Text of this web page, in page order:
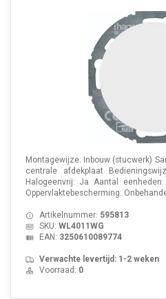
Montagewijze: Inbouw (stucwerk)
centrale afdekplaat
Halogeenvrij: Ja Aantal
Oppervlaktebescherming:
Artikelnummer: 595813
SKU: WL4011WG
EAN: 3250610089774
Verwachte levertijd: 1-2 weken
Voorraad: 0